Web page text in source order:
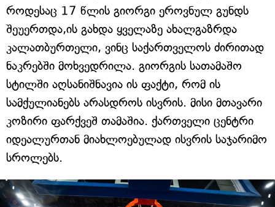
როდესაც 17 წლის გიორგი ეროვნულ გუნდს
შეუერთდა,ის გახდა ყველაზე ახალგაზრდა
კალათბურთელი, ვინც საქართველოს ძირითად
ნაკრებში მოხვედრილა. გიორგის სათამაშო
სტილში აღსანიშნავია ის ფაქტი, რომ ის
სამქულიანებს არასდროს ისვრის. მისი მთავარი
კოზირი ფარქვეშ თამაშია. ქართველი ცენტრი
იდეალურთან მიახლოებულად ისვრის საჯარიმო
სროლებს.